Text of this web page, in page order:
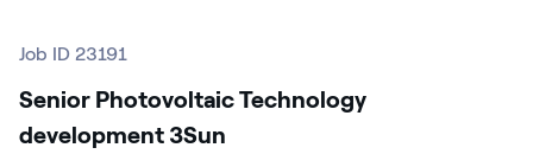
Job ID 23191
Senior Photovoltaic Technology
development 3Sun